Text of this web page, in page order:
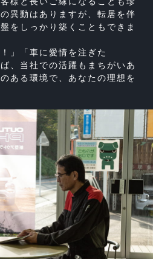
異動はありますが、転居を伴
をしっかり築くこともできま
」「車に愛情を注ぎた
、当社での活躍もまちがいあ
ある環境で、あなたの理想を